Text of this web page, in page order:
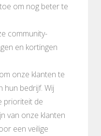
om nog beter te
community-
en kortingen
onze klanten te
hun bedrijf. Wij
prioriteit de
van onze klanten
een veilige